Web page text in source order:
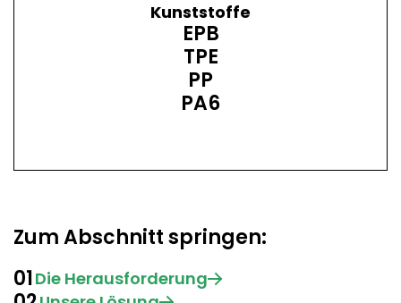
Kunststoffe
EPB
TPE
PP
PA6
Zum Abschnitt springen:
01Die Herausforderung